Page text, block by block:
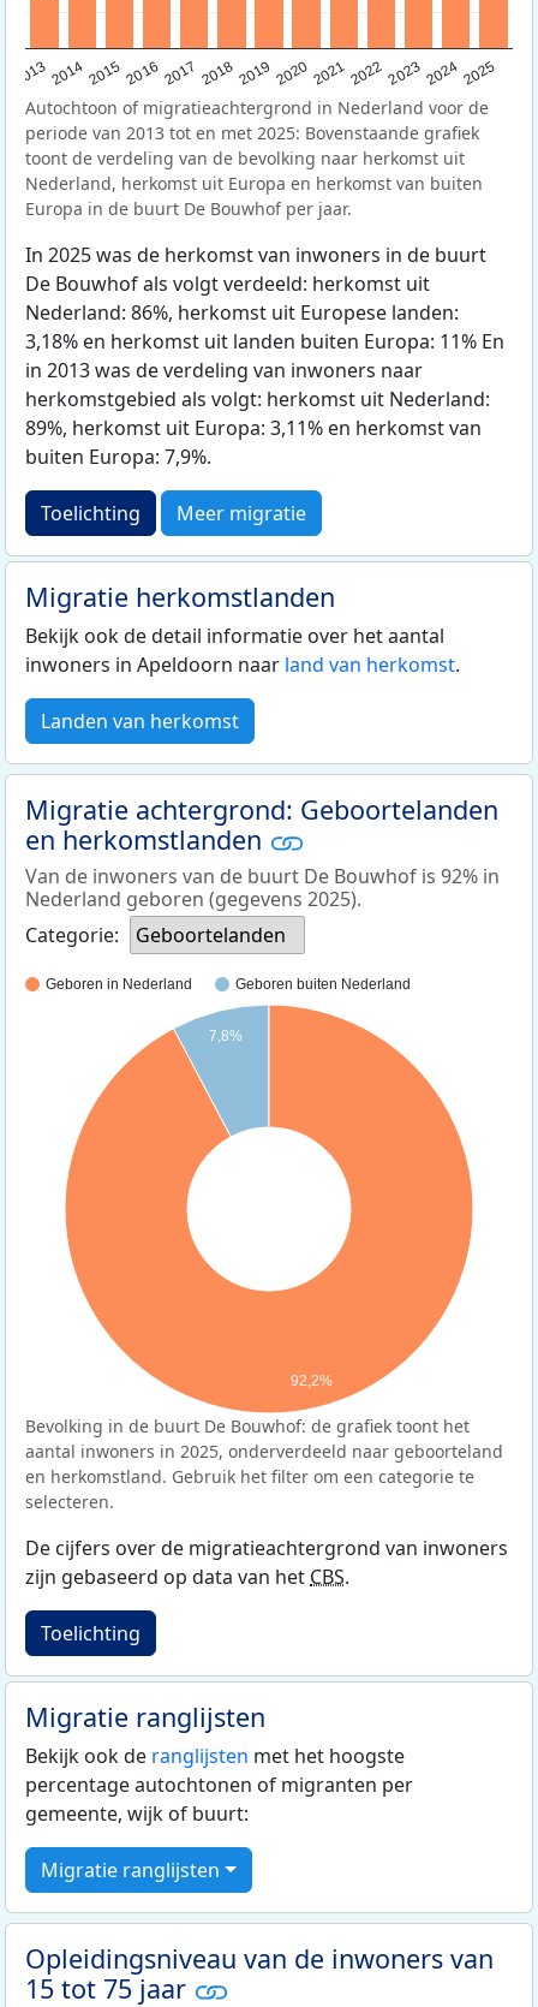
20132014201520162017 20182019 202020212022202320242025
Autochtoon of migratieachtergrond in Nederland voor de
periode van 2013 tot en met 2025: Bovenstaande grafiek
toont de verdeling van de bevolking naar herkomst uit
Nederland, herkomst uit Europa en herkomst van buiten
Europa in de buurt De Bouwhof per jaar.
In 2025 was de herkomst van inwoners in de buurt
De Bouwhof als volgt verdeeld: herkomst uit
Nederland: 86%, herkomst uit Europese landen:
3,18% en herkomst uit landen buiten Europa: 11% En
in 2013 was de verdeling van inwoners naar
herkomstgebied als volgt: herkomst uit Nederland:
89%, herkomst uit Europa: 3,11% en herkomst van
buiten Europa: 7,9%.
Toelichting Meer migratie
Migratie herkomstlanden
Bekijk ook de detail informatie over het aantal
inwoners in Apeldoorn naar land van herkomst.
Landen van herkomst
Migratie achtergrond: Geboortelanden
en herkomstlanden
Van de inwoners van de buurt De Bouwhof is 92% in
Nederland geboren (gegevens 2025).
Categorie:
Geboortelanden
Geboren in Nederland Geboren buiten Nederland
7,8%
92,2%
Bevolking in de buurt De Bouwhof: de grafiek toont het
aantal inwoners in 2025, onderverdeeld naar geboorteland
en herkomstland. Gebruik het filter om een categorie te
selecteren.
De cijfers over de migratieachtergrond van inwoners
zijn gebaseerd op data van het CBS.
Toelichting
Migratie ranglijsten
Bekijk ook de ranglijsten met het hoogste
percentage autochtonen of migranten per
gemeente, wijk of buurt:
Migratie ranglijsten
Opleidingsniveau van de inwoners van
15 tot 75 jaar